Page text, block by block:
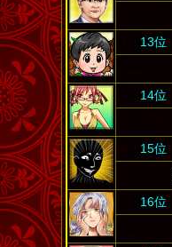
13位
14位
15位
16位